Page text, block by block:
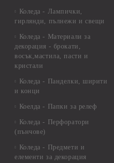
Коледа - Лампички,
гирлянди, пълнежи и свещи
Коледа - Материали за
декорация - брокати,
восък,мастила, пасти и
кристали
Коледа - Панделки, ширити
и конци
Коелда - Папки за релеф
Коледа - Перфоратори
(пънчове)
Коледа - Предмети и
елементи за декорация